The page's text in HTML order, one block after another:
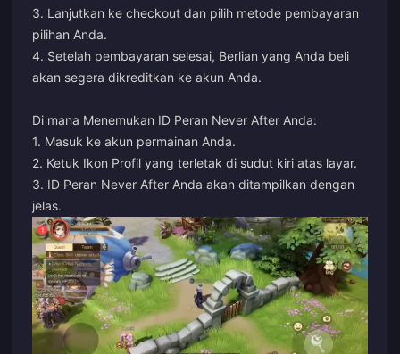
3. Lanjutkan ke checkout dan pilih metode pembayaran
pilihan Anda.
4. Setelah pembayaran selesai, Berlian yang Anda beli
akan segera dikreditkan ke akun Anda.
Di mana Menemukan ID Peran Never After Anda:
1. Masuk ke akun permainan Anda.
2. Ketuk Ikon Profil yang terletak di sudut kiri atas layar.
3. ID Peran Never After Anda akan ditampilkan dengan
jelas.